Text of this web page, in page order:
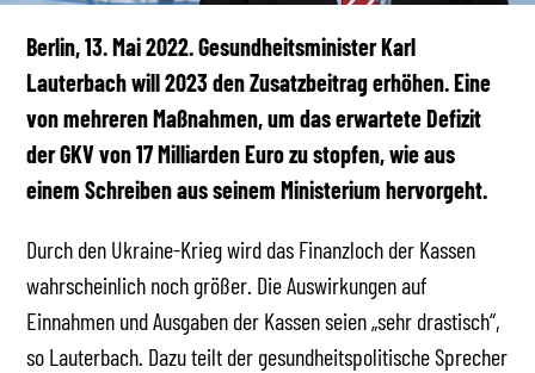
Berlin, 13. Mai 2022.Gesundheitsminister Karl
Lauterbach will 2023 den Zusatzbeitrag erhöhen. Eine
von mehreren Maßnahmen, um das erwartete Defizit
der GKV von 17 Milliarden Euro zu stopfen, wie aus
einem Schreiben aus seinem Ministerium hervorgeht.
Durch den Ukraine-Krieg wird das Finanzloch der Kassen
wahrscheinlich noch größer. Die Auswirkungen auf
Einnahmen und Ausgaben der Kassen seien „sehr drastisch“,
so Lauterbach. Dazu teilt der gesundheitspolitische Sprecher